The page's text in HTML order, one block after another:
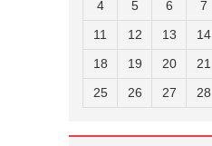
4
5 6 7
11
12 13 14
18
19 20 21
25
26 27 28